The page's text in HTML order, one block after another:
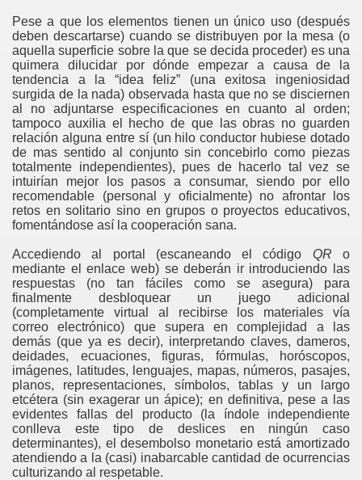
Pese a que los elementos tienen un único uso (después
deben descartarse) cuando se distribuyen por la mesa (o
aquella superficie sobre la que se decida proceder) es una
quimera dilucidar por dónde empezar a causa de la
tendencia a la “idea feliz” (una exitosa ingeniosidad
surgida de la nada) observada hasta que no se disciernen
al no adjuntarse especificaciones en cuanto al orden;
tampoco auxilia el hecho de que las obras no guarden
relación alguna entre sí (un hilo conductor hubiese dotado
de mas sentido al conjunto sin concebirlo como piezas
totalmente independientes), pues de hacerlo tal vez se
intuirían mejor los pasos a consumar, siendo por ello
recomendable (personal y oficialmente) no afrontar los
retos en solitario sino en grupos o proyectos educativos,
fomentándose así la cooperación sana.
Accediendo al portal (escaneando el código QR o
mediante el enlace web) se deberán ir introduciendo las
respuestas (no tan fáciles como se asegura) para
finalmente desbloquear un juego adicional
(completamente virtual al recibirse los materiales vía
correo electrónico) que supera en complejidad a las
demás (que ya es decir), interpretando claves, dameros,
deidades, ecuaciones, figuras, fórmulas, horóscopos,
imágenes, latitudes, lenguajes, mapas, números, pasajes,
planos, representaciones, símbolos, tablas y un largo
etcétera (sin exagerar un ápice); en definitiva, pese a las
evidentes fallas del producto (la índole independiente
conlleva este tipo de deslices en ningún caso
determinantes), el desembolso monetario está amortizado
atendiendo a la (casi) inabarcable cantidad de ocurrencias
culturizando al respetable.